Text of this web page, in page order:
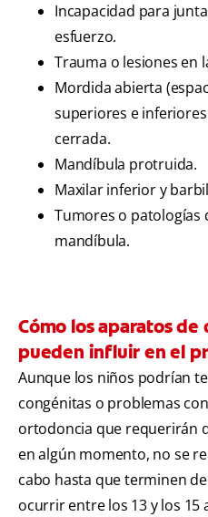
Incapacidad para
esfuerzo.
Trauma o lesiones en
Mordida abierta
superiores e
cerrada.
Mandíbula protruida.
Maxilar inferior y
Tumores o patologías
mandíbula.
Cómo los aparatos
pueden influir en el
Aunque los niños podrían
congénitas o problemas
ortodoncia que requerirán
en algún momento, no se
cabo hasta que terminen
ocurrir entre los 13 y los 15